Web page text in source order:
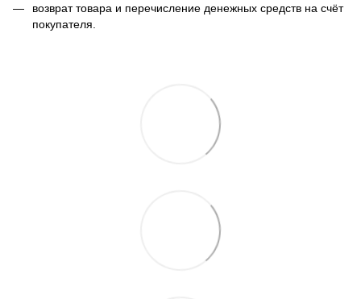
возврат товара и перечисление денежных средств на счёт
покупателя.